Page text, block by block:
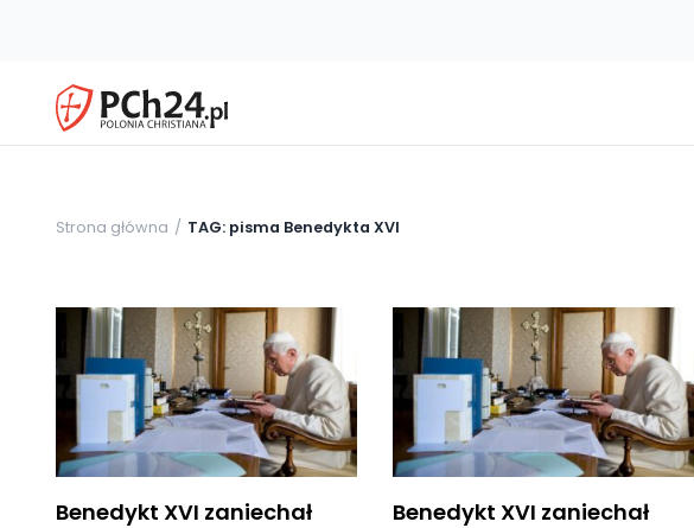
Strona główna TAG: pisma Benedykta XVI
Benedykt XVI zaniechał
Benedykt XVI zaniechał